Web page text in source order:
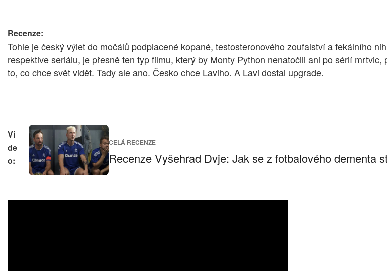
Recenze:
Tohle je český výlet do močálů podplacené kopané, testosteronového zoufalství a fekálního
respektive seriálu, je přesně ten typ filmu, který by Monty Python nenatočili ani po sérií
to, co chce svět vidět. Tady ale ano. Česko chce Laviho. A Lavi dostal upgrade.
CELÁ RECENZE
Recenze Vyšehrad Dvje: Jak se z fotbalového dementa
Vi
de
o: